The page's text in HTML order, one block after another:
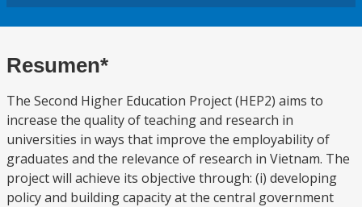
Resumen*
The Second Higher Education Project (HEP2) aims to
increase the quality of teaching and research in
universities in ways that improve the employability of
graduates and the relevance of research in Vietnam. The
project will achieve its objective through: (i) developing
policy and building capacity at the central government